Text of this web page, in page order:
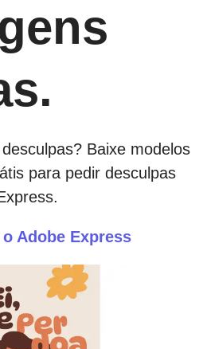
Baixe modelos
para pedir desculpas
Adobe Express